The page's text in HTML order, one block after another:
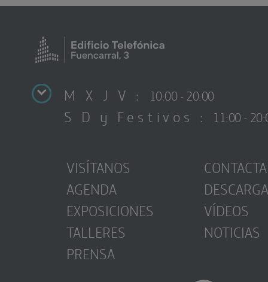
M X J V : 10:00 - 20:00
S D y Festivos : 11:00 -
VISÍTANOS
AGENDA
EXPOSICIONES
TALLERES
PRENSA
CONTACTA
VÍDEOS
NOTICIAS